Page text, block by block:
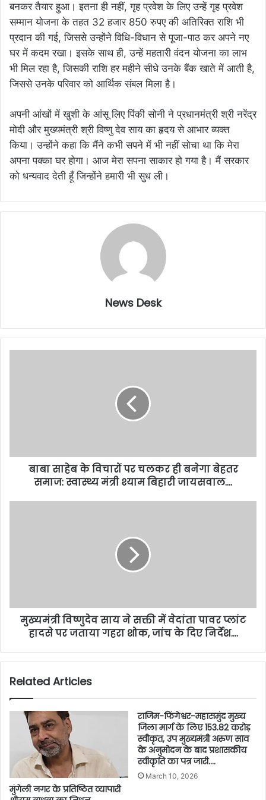
बनकर तैयार हुआ। इतना ही नहीं, गृह प्रवेश के लिए उन्हें गृह प्रवेश
सम्मान योजना के तहत 32 हजार 850 रुपए की अतिरिक्त राशि भी
प्रदान की गई, जिससे उन्होंने विधि-विधान से पूजा-पाठ कर अपने नए
घर में कदम रखा। इसके साथ ही, उन्हें महतारी वंदन योजना का लाभ
भी मिल रहा है, जिसकी राशि हर महीने सीधे उनके बैंक खाते में आती है,
जिससे उनके परिवार को आर्थिक संबल मिला है।
अपनी आंखों में खुशी के आंसू लिए पिंकी सोनी ने प्रधानमंत्री श्री नरेंद्र
मोदी और मुख्यमंत्री श्री विष्णु देव साय का हृदय से आभार व्यक्त
किया। उन्होंने कहा कि मैंने कभी सपने में भी नहीं सोचा था कि मेरा
अपना पक्का घर होगा। आज मेरा सपना साकार हो गया है। मैं सरकार
को धन्यवाद देती हूँ जिन्होंने हमारी भी सुध ली।
News Desk
बाबा साहेब के विचारों पर चलकर ही बनेगा बेहतर
समाज: स्वास्थ्य मंत्री श्याम बिहारी जायसवाल….
मुख्यमंत्री विष्णुदेव साय ने सक्ती में वेदांता पावर प्लांट
हादसे पर जताया गहरा शोक, जांच के दिए निर्देश….
Related Articles
मुंगेली नगर के प्रतिष्ठित व्यापारी
राजिम-फिंगेश्वर-महासमुंद मुख्य
जिला मार्ग के लिए 153.82 करोड़
स्वीकृत, उप मुख्यमंत्री अरुण साव
के अनुमोदन के बाद प्रशासकीय
स्वीकृति का पत्र जारी….
March 10, 2026